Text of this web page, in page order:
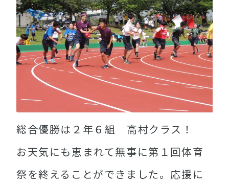
総合優勝は２年６組 高村クラス！
お天気にも恵まれて無事に第１回体育
祭を終えることができました。応援に